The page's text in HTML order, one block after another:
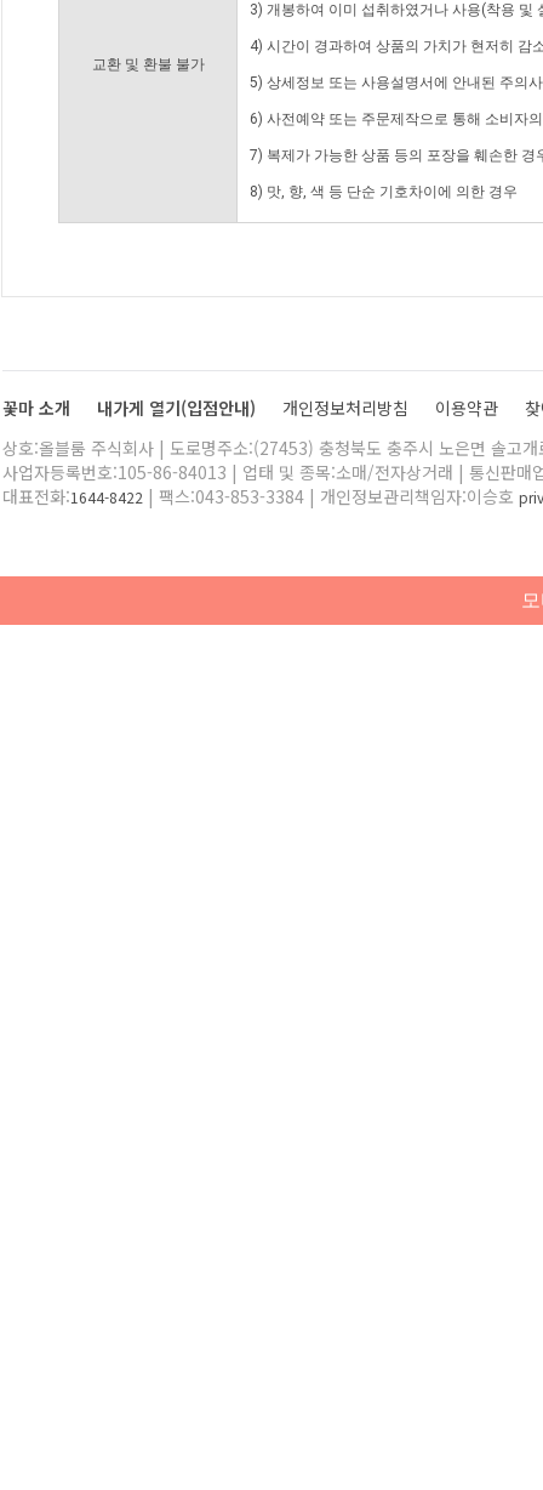
교환 및 환불 불가
3) 개봉하여 이미 섭취하였거나 사용(착용 및
4) 시간이 경과하여 상품의 가치가 현저히 감
5) 상세정보 또는 사용설명서에 안내된 주의
6) 사전예약 또는 주문제작으로 통해 소비자
7) 복제가 가능한 상품 등의 포장을 훼손한 경
8) 맛, 향, 색 등 단순 기호차이에 의한 경우
꽃마 소개 내가게 열기(입점안내) 개인정보처리방침 이용약관
상호:올블룸 주식회사 | 도로명주소:(27453) 충청북도 충주시 노은면 솔고
사업자등록번호:105-86-84013 | 업태 및 종목:소매/전자상거래 | 통신판매
대표전화:1644-8422 | 팩스:043-853-3384 | 개인정보관리책임자:이승호